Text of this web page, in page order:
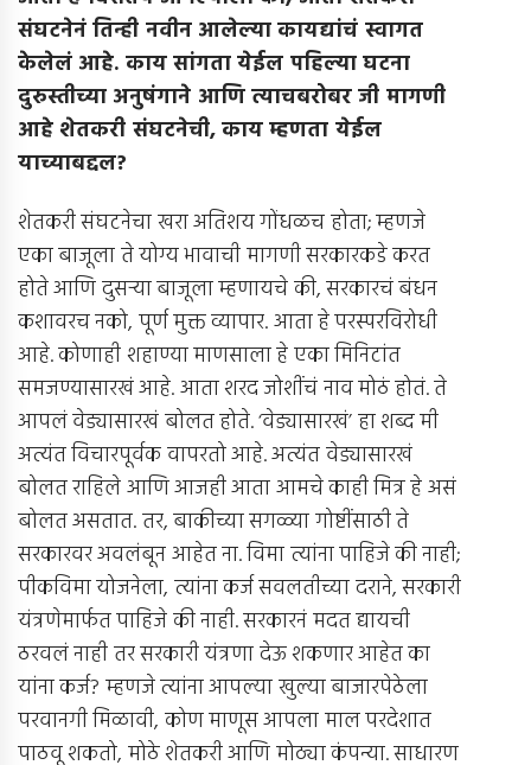
संघटनेनं तिन्ही नवीन आलेल्या कायद्यांचं स्वागत
केलेलं आहे. काय सांगता येईल पहिल्या घटना
दुरुस्तीच्या अनुषंगाने आणि त्याचबरोबर जी मागणी
आहे शेतकरी संघटनेची,काय म्हणता येईल
याच्याबद्दल?
शेतकरी संघटनेचा खरा अतिशय गोंधळच होता; म्हणजे
एका बाजूला ते योग्य भावाची मागणी सरकारकडे करत
होते आणि दुसर्‍या बाजूला म्हणायचे की, सरकारचं बंधन
कशावरच नको, पूर्ण मुक्त व्यापार. आता हे परस्परविरोधी
आहे. कोणाही शहाण्या माणसाला हे एका मिनिटांत
समजण्यासारखं आहे. आता शरद जोशींचं नाव मोठं होतं. ते
आपलं वेड्यासारखं बोलत होते. ‘वेड्यासारखं’ हा शब्द मी
अत्यंत विचारपूर्वक वापरतो आहे. अत्यंत वेड्यासारखं
बोलत राहिले आणि आजही आता आमचे काही मित्र हे असं
बोलत असतात. तर, बाकीच्या सगळ्या गोष्टींसाठी ते
सरकारवर अवलंबून आहेत ना. विमा त्यांना पाहिजे की नाही;
पीकविमा योजनेला, त्यांना कर्ज सवलतीच्या दराने, सरकारी
यंत्रणेमार्फत पाहिजे की नाही. सरकारनं मदत द्यायची
ठरवलं नाही तर सरकारी यंत्रणा देऊ शकणार आहेत का
यांना कर्ज? म्हणजे त्यांना आपल्या खुल्या बाजारपेठेला
परवानगी मिळावी, कोण माणूस आपला माल परदेशात
पाठवू शकतो, मोठे शेतकरी आणि मोठ्या कंपन्या. साधारण